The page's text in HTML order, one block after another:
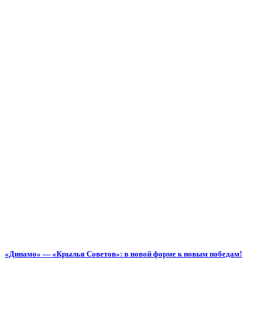
«Динамо» — «Крылья Советов»: в новой форме к новым победам!